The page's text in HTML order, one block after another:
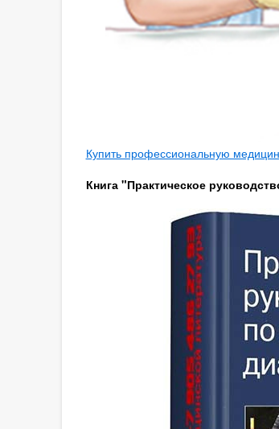
Купить профессиональную
Книга "Практическое